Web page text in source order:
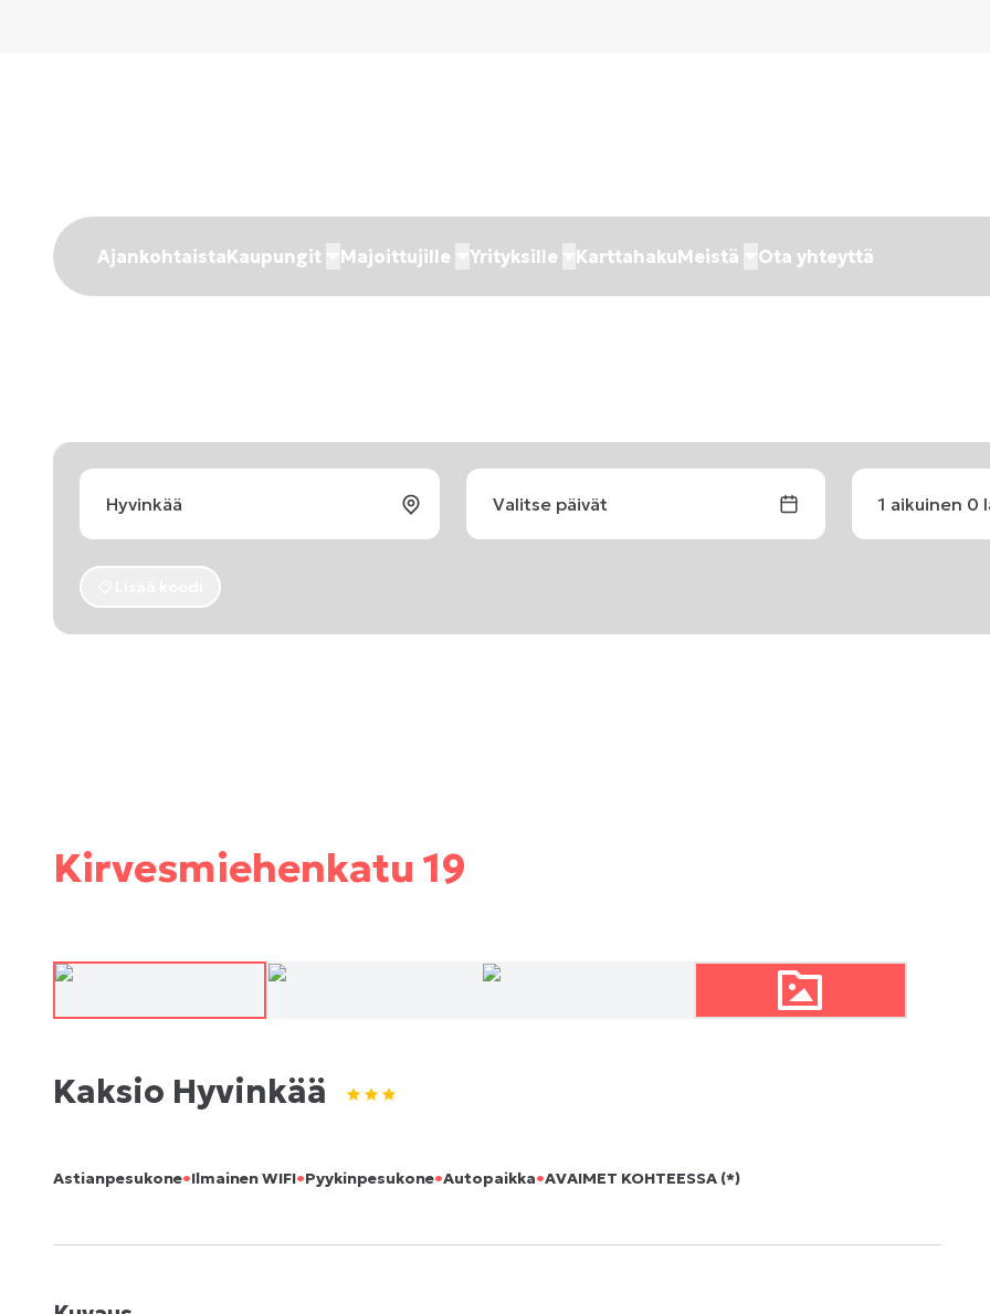
AjankohtaistaKaupungit Majoittujille Yrityksille KarttahakuMeistä Ota yhteyttä
Valitse päivät 1 aikuinen 0
Kirvesmiehenkatu 19
Kaksio Hyvinkää
Astianpesukone•Ilmainen WIFI•Pyykinpesukone•Autopaikka•AVAIMET KOHTEESSA (*)